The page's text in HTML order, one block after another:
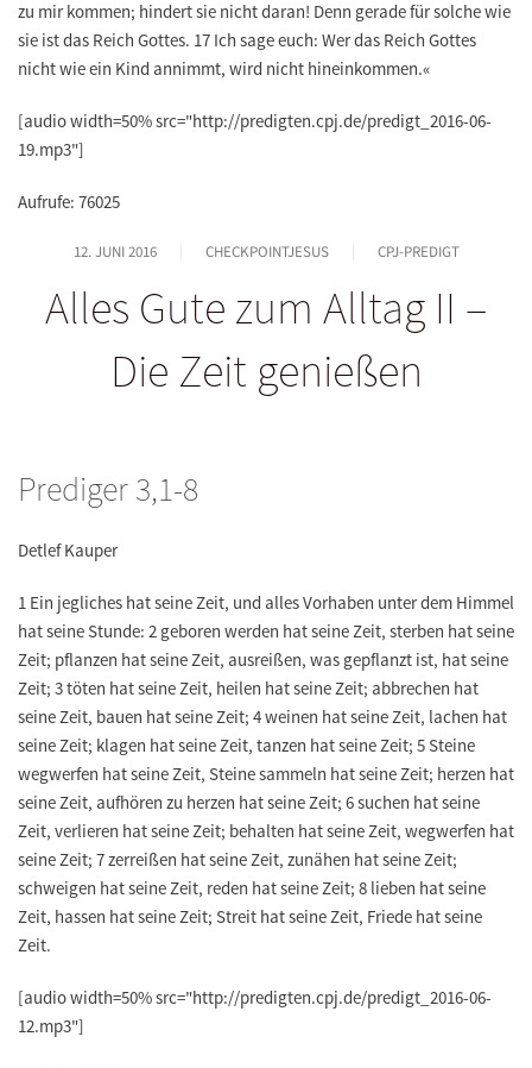
zu mir kommen; hindert sie nicht daran! Denn gerade für solche wie
sie ist das Reich Gottes. 17 Ich sage euch: Wer das Reich Gottes
nicht wie ein Kind annimmt, wird nicht hineinkommen.«
[audio width=50% src="http://predigten.cpj.de/predigt_2016-06-
19.mp3"]
Aufrufe: 76025
12. JUNI 2016 CHECKPOINTJESUS CPJ-PREDIGT
Alles Gute zum Alltag II –
Die Zeit genießen
Prediger 3,1-8
Detlef Kauper
1 Ein jegliches hat seine Zeit, und alles Vorhaben unter dem Himmel
hat seine Stunde: 2 geboren werden hat seine Zeit, sterben hat seine
Zeit; pflanzen hat seine Zeit, ausreißen, was gepflanzt ist, hat seine
Zeit; 3 töten hat seine Zeit, heilen hat seine Zeit; abbrechen hat
seine Zeit, bauen hat seine Zeit; 4 weinen hat seine Zeit, lachen hat
seine Zeit; klagen hat seine Zeit, tanzen hat seine Zeit; 5 Steine
wegwerfen hat seine Zeit, Steine sammeln hat seine Zeit; herzen hat
seine Zeit, aufhören zu herzen hat seine Zeit; 6 suchen hat seine
Zeit, verlieren hat seine Zeit; behalten hat seine Zeit, wegwerfen hat
seine Zeit; 7 zerreißen hat seine Zeit, zunähen hat seine Zeit;
schweigen hat seine Zeit, reden hat seine Zeit; 8 lieben hat seine
Zeit, hassen hat seine Zeit; Streit hat seine Zeit, Friede hat seine
Zeit.
[audio width=50% src="http://predigten.cpj.de/predigt_2016-06-
12.mp3"]